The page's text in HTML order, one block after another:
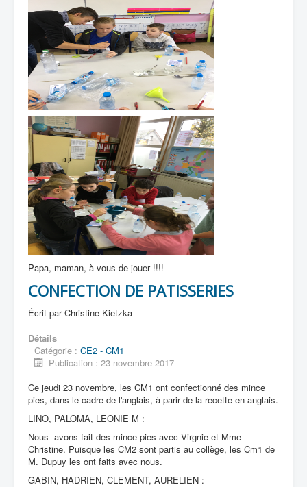
Papa, maman, à vous de jouer !!!!
CONFECTION DE PATISSERIES
Écrit parChristine Kietzka
Détails
Catégorie : CE2 - CM1
Publication : 23 novembre 2017
Ce jeudi 23 novembre, les CM1 ont confectionné des mince
pies, dans le cadre de l'anglais, à parir de la recette en anglais.
LINO, PALOMA, LEONIE M :
Nous avons fait des mince pies avec Virgnie et Mme
Christine. Puisque les CM2 sont partis au collège, les Cm1 de
M. Dupuy les ont faits avec nous.
GABIN, HADRIEN, CLEMENT, AURELIEN :